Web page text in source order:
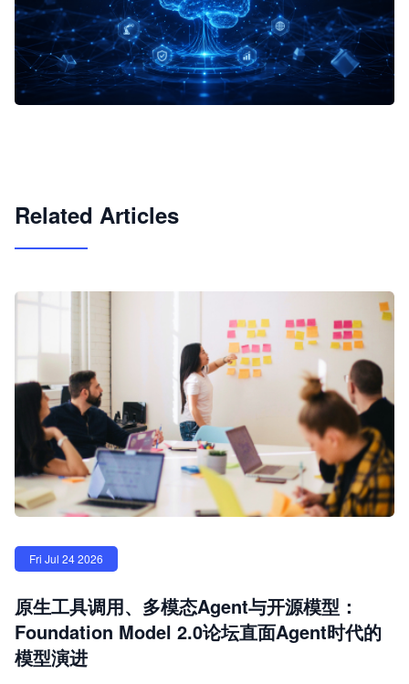
Related Articles
Fri Jul 24 2026
原生工具调用、多模态Agent与开源模型：
Foundation Model 2.0论坛直面Agent时代的
模型演进